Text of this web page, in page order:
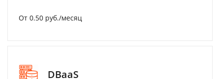
От 0.50 руб./месяц
DBaaS